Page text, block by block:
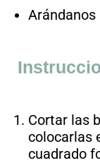
Arándanos
Cortar las
colocarlas
cuadrado